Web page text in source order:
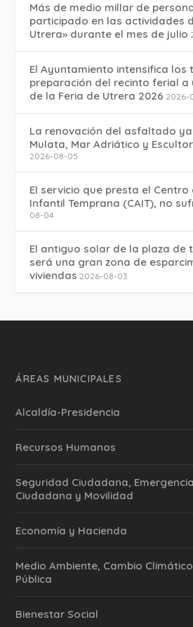
Más de medio millar de
participado en las actividades
Utrera» durante el mes de julio
El Ayuntamiento intensifica los
preparación del recinto ferial a
de la Feria de Utrera 2026 2026-
La renovación del asfaltado ya
Mulata, Mar Adriático y
2026-08-05
El servicio que presta el Centro
Infantil Temprana (CAIT), no
08-04
El antiguo solar de la plaza de
será una gran zona de
viviendas 2026-08-03
ÁREAS MUNICIPALES
Alcaldía-Presidencia
Recursos Humanos
Seguridad Ciudadana,
Ciudadana y Movilidad
Economía y Hacienda
Medio Ambiente, Cambio
Pública
Bienestar Social